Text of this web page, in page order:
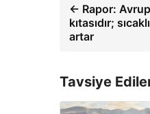
← Rapor:
kıtasıdır;
artar
Tavsiye